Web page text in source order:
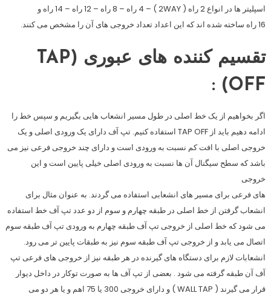
اسپلیتر ها در انواع 2 راه ( 2WAY ) – 4 راه – 8 راه – 12 راه – 14 راه و
16 راه ساخته شده اند که این اعداد تعداد خروجی های آن را مشخص می کنند.
تقسیم کننده های عبوری (TAP
OFF) :
اگر بخواهیم از یک خط اصلی در طول مسیر انشعاب هایی بگیریم و سپس خط را
ادامه دهیم باید از TAP OFF استفاده کنیم. تپ آف دارای یک ورودی اصلی و یک
خروجی اصلی با افت کم نسبت به ورودی است و دارای چند خروجی فرعی نیز می
باشد که سطح سیگنال آن ها نسبت به ورودی اصلی خیلی پایین است و این
خروجی
های فرعی برای مسیر های انشعابی استفاده می گردند. به عنوان مثال برای
انشعاب گرفتن از خط اصلی در طبقه چهارم و سوم از دو عدد تپ آف خط استفاده
می شود که خط اصلی از خروجی تپ آف طبقه چهارم به ورودی تپ آف طبقه سوم
اتصال می یابد و از خروجی تپ آف طبقه سوم نیز به طبقات پایین تر می رود.
انشعابات لازم برای دستگاه های گیرنده در هر طبقه نیز از خروجی های فرعی تپ
آف آن طبقه گرفته می شود . بعضی از تپ آف ها به صورت توکار در داخل دیوار
قرار می گیرند ( WALL TAP ) و دارای خروجی 300 یا 75 اهم و یا هر دو می